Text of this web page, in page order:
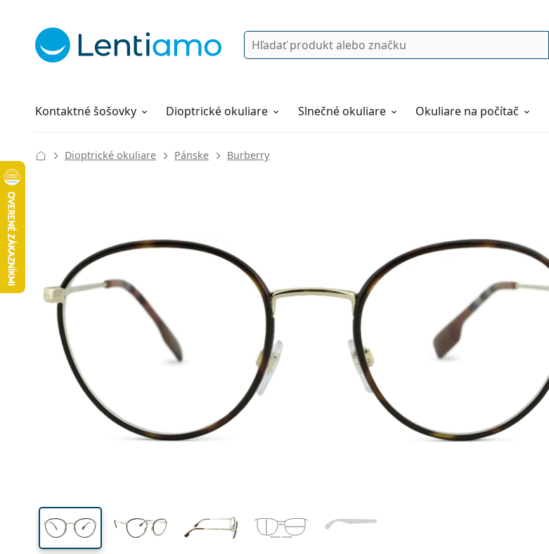
Vyhľadávanie
Kontaktné šošovky
Roztoky Dioptrické okuliare Slnečné okuliare Okuliare na počítač
Všetko o nákupe
Dioptrické okuliare Pánske Burberry
134 mm
Šírka
145 mm
Dĺžka stranice
46 mm
Výška očnice
51 mm
Šírka očnice
21
Šírka
mostíka
Dĺžka
stranice